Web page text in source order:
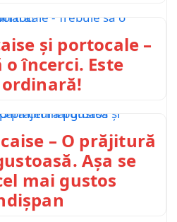
și portocale –
o încerci. Este
– O prăjitură
Așa se
mai gustos